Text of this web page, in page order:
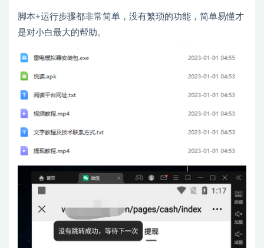
脚本+运行步骤都非常简单，没有繁琐的功能，简单易懂才
是对小白最大的帮助。